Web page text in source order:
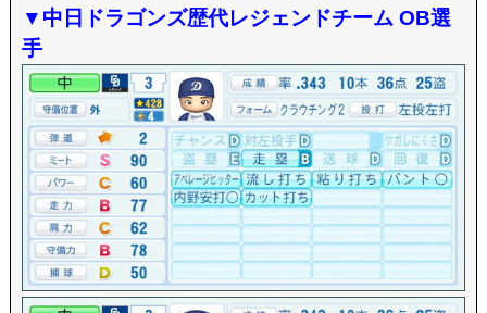
▼中日ドラゴンズ歴代レジェンドチーム OB選
手